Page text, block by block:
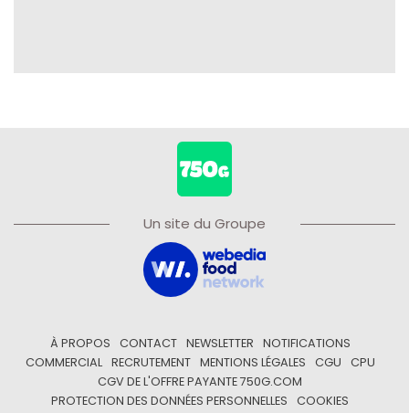
Un site du Groupe
À PROPOS CONTACT NEWSLETTER
NOTIFICATIONS
COMMERCIAL
RECRUTEMENT MENTIONS LÉGALES CGU
CPU
CGV DE L'OFFRE PAYANTE 750G.COM
PROTECTION DES DONNÉES PERSONNELLES
COOKIES